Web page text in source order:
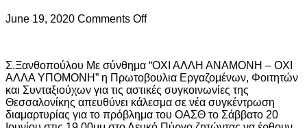
June 19, 2020 Comments Offon
για
τον
ΟΑΣΘ
φοιτητές,
εργαζόμενοι
Σ.Ξανθοπούλου Με σύνθημα “ΟΧΙ ΑΛΛΗ ΑΝΑΜΟΝΗ – ΟΧΙ
ΑΛΛΑ ΥΠΟΜΟΝΗ” η Πρωτοβουλια Εργαζομένων, Φοιτητών
και Συνταξιούχων για τις αστικές συγκοινωνίες της
Θεσσαλονίκης απευθύνει κάλεσμα σε νέα συγκέντρωση
διαμαρτυρίας για το πρόβλημα του ΟΑΣΘ το Σάββατο 20